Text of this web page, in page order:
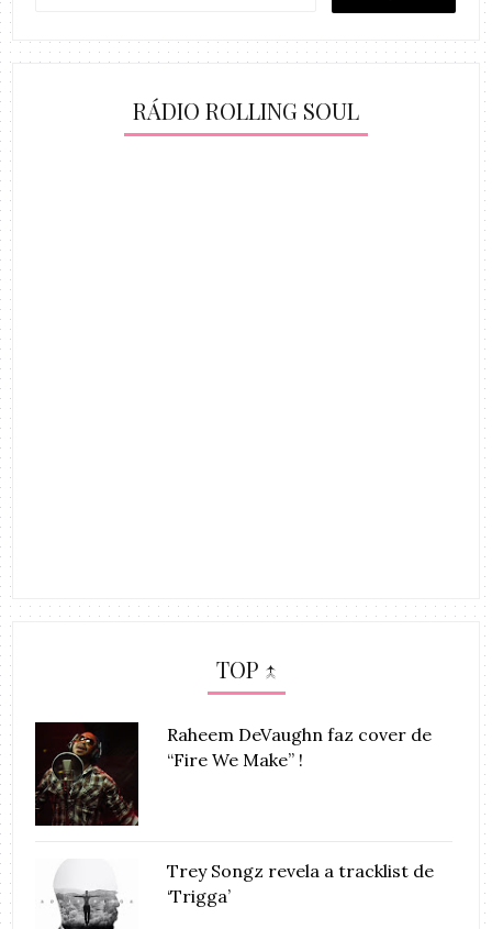
RÁDIO ROLLING SOUL
TOP ↑
Raheem DeVaughn faz cover de
“Fire We Make” !
Trey Songz revela a tracklist de
‘Trigga’